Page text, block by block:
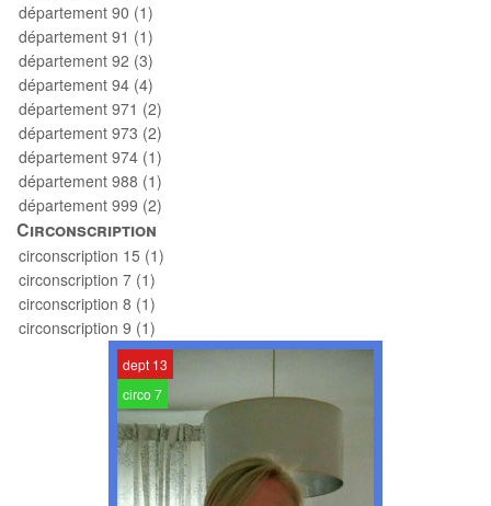
département 90 (1)
département 91 (1)
département 92 (3)
département 94 (4)
département 971 (2)
département 973 (2)
département 974 (1)
département 988 (1)
département 999 (2)
Circonscription
circonscription 15 (1)
circonscription 7 (1)
circonscription 8 (1)
circonscription 9 (1)
dept 13
circo 7